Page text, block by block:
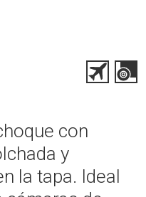
con
y
la tapa. Ideal